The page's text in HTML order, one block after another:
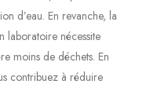
d’eau. En revanche, la
laboratoire nécessite
moins de déchets. En
contribuez à réduire